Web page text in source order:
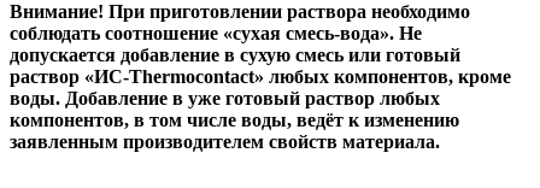
Внимание! При приготовлении раствора необходимо
соблюдать соотношение «сухая смесь-вода». Не
допускается добавление в сухую смесь или готовый
раствор «ИС-Thermocontact» любых компонентов, кроме
воды. Добавление в уже готовый раствор любых
компонентов, в том числе воды, ведёт к изменению
заявленным производителем свойств материала.